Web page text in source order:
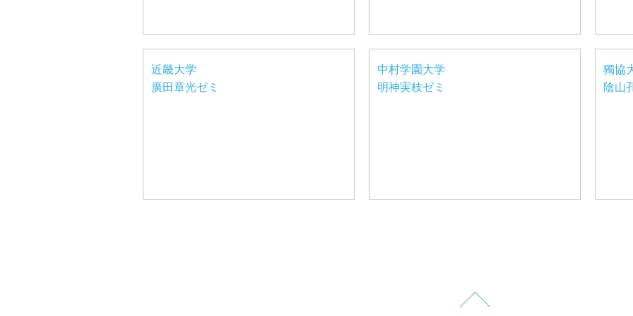
近畿大学
廣田章光ゼミ
中村学園大学
明神実枝ゼミ
獨協
陰山